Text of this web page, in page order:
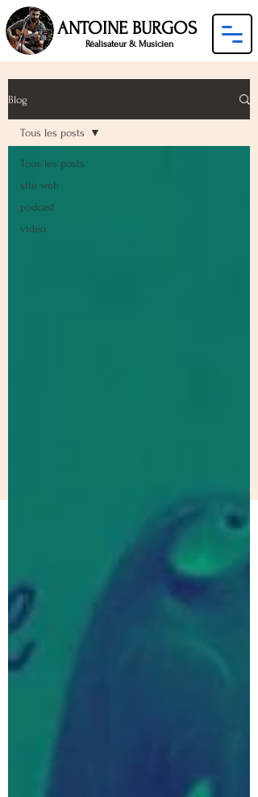
ANTOINE BURGOS
Réalisateur & Musicien
Blog
Tous les posts
site web
podcast
video
Tous les posts